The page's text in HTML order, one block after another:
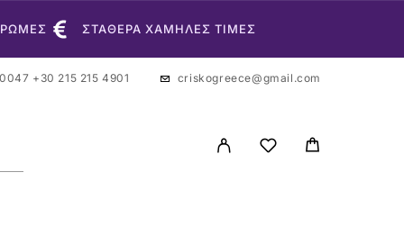
ΣΤΑΘΕΡΑ ΧΑΜΗΛΕΣ ΤΙΜΕΣ
+30 215 215 4901 criskogreece@gmail.com